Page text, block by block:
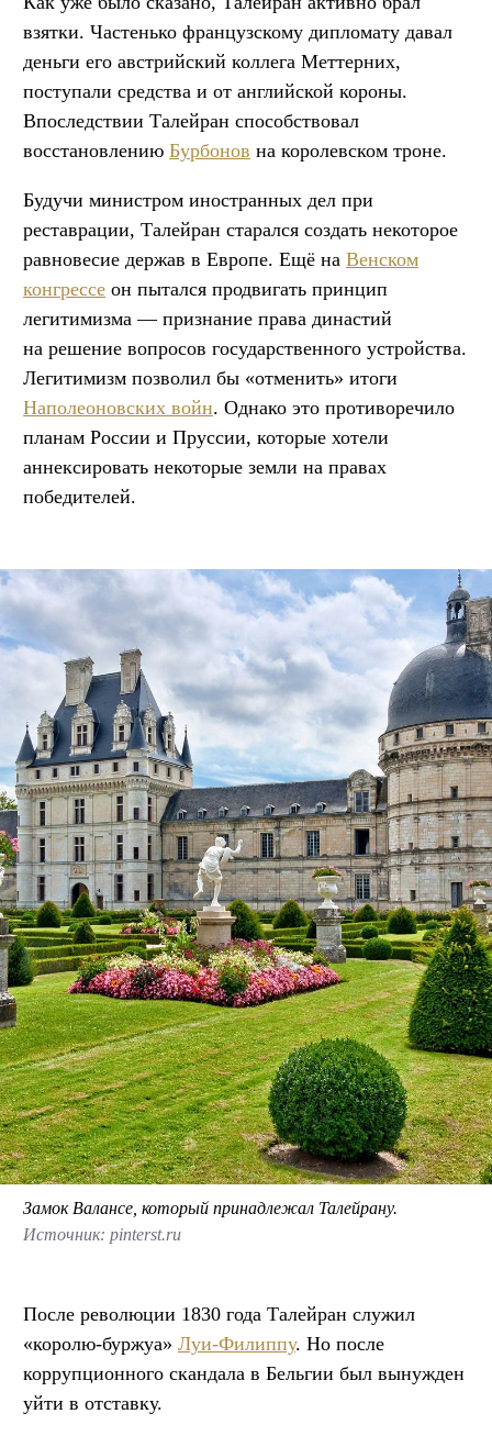
взятки. Частенько французскому дипломату давал
деньги его австрийский коллега Меттерних,
поступали средства и от английской короны.
Впоследствии Талейран способствовал
восстановлению Бурбонов на королевском троне.
Будучи министром иностранных дел при
реставрации, Талейран старался создать некоторое
равновесие держав в Европе. Ещё на Венском
конгрессе он пытался продвигать принцип
легитимизма — признание права династий
на решение вопросов государственного устройства.
Легитимизм позволил бы «отменить» итоги
Наполеоновских войн. Однако это противоречило
планам России и Пруссии, которые хотели
аннексировать некоторые земли на правах
победителей.
Замок Валансе, который принадлежал Талейрану.
Источник: pinterst.ru
После революции 1830 года Талейран служил
«королю-буржуа» Луи-Филиппу. Но после
коррупционного скандала в Бельгии был вынужден
уйти в отставку.